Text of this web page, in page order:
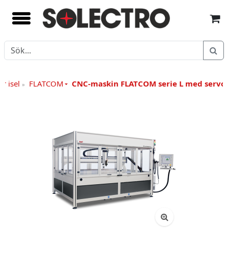
isel » FLATCOM CNC-maskin FLATCOM serie L med